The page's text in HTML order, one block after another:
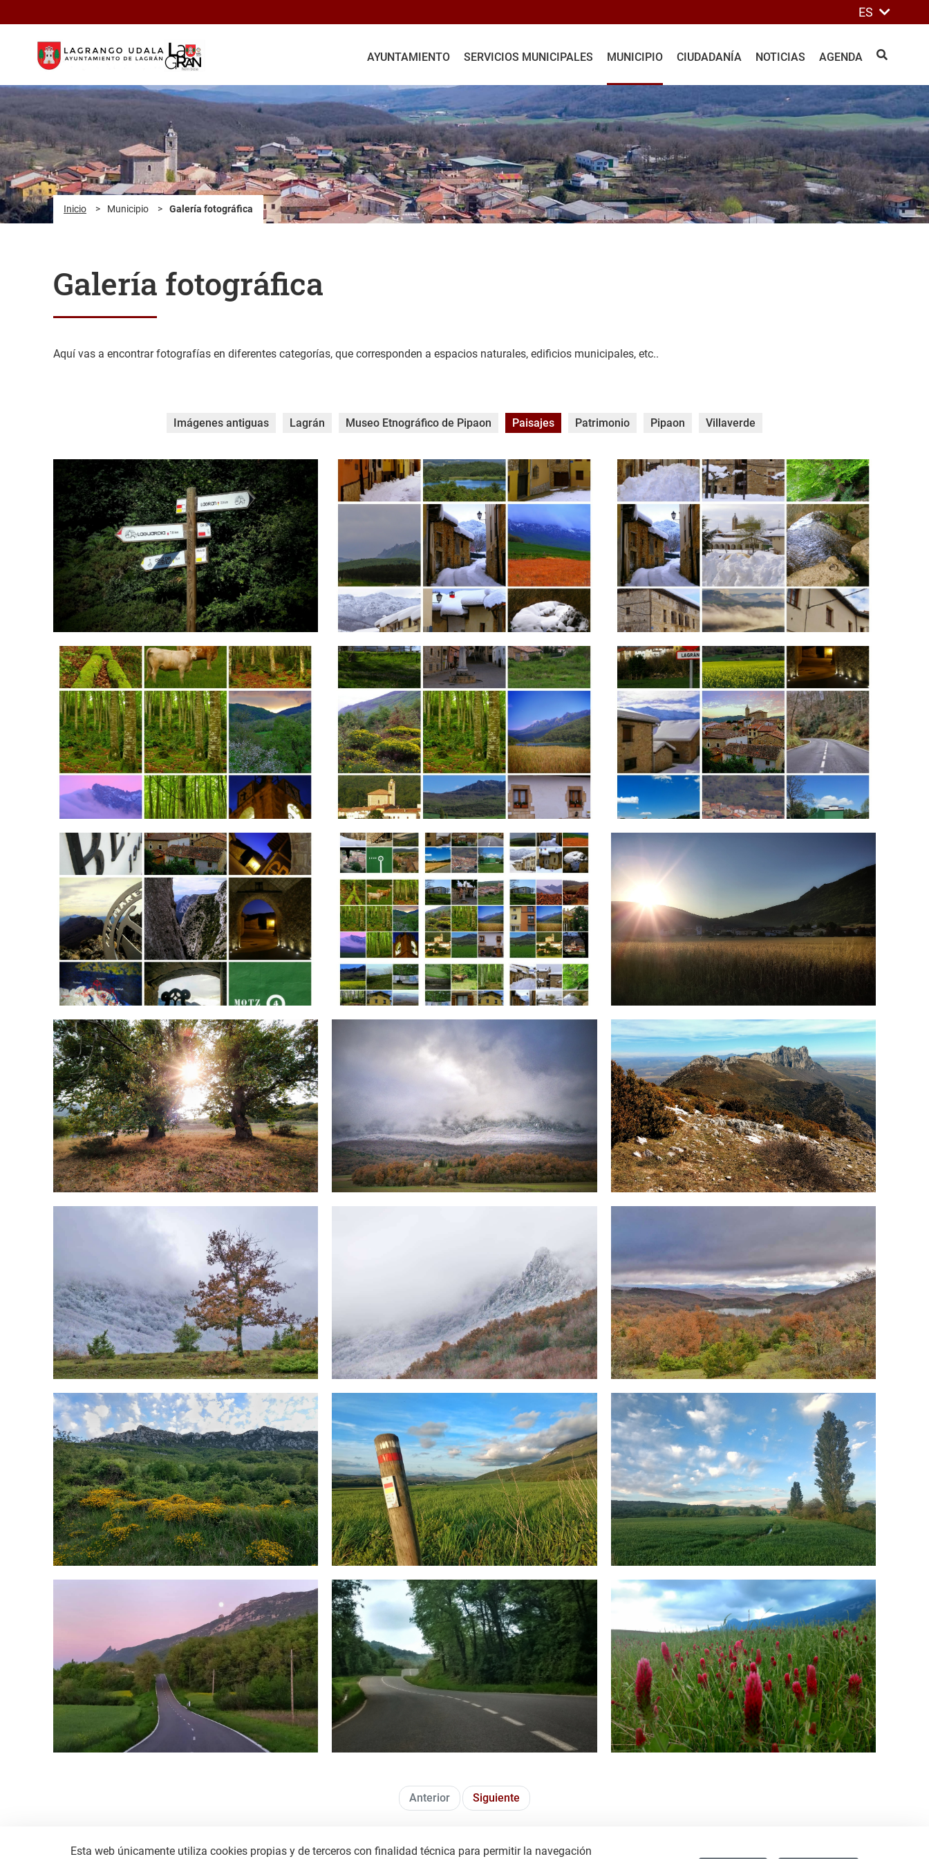
ES
AYUNTAMIENTO SERVICIOS MUNICIPALES MUNICIPIO CIUDADANÍA NOTICIAS AGENDA BUSCAR
Inicio > Municipio > Galería fotográfica
Galería fotográfica
Aquí vas a encontrar fotografías en diferentes categorías, que corresponden a espacios naturales, edificios municipales, etc..
Imágenes antiguas Lagrán Museo Etnográfico de Pipaon Paisajes Patrimonio Pipaon Villaverde
20160813_104643.jpg 20170915_022754-COLLAGE.jpg 20170915_022850-COLLAGE.jpg
20170915_022921-COLLAGE.jpg 20170915_022939-COLLAGE.jpg 20170915_023217-COLLAGE.jpg
20170915_023237-COLLAGE.jpg 20170915_023359-COLLAGE.jpg 2021-07-31-20-10-58.jpg
2022-10-27-19-54-16-150-01.jpg IMG_20180328_124918706.jpg
IMG_20200505_201853971_HDR-01.jpg IMG_20200506_221631_268.jpg IMG_20200508_014104_021.jpg
IMG_20200511_202213595_HDR-01-01.jpg IMG_20200511_204718691_HDR-01.jpg
Anterior Siguiente
Esta web únicamente utiliza cookies propias y de terceros con finalidad técnica para permitir la navegación